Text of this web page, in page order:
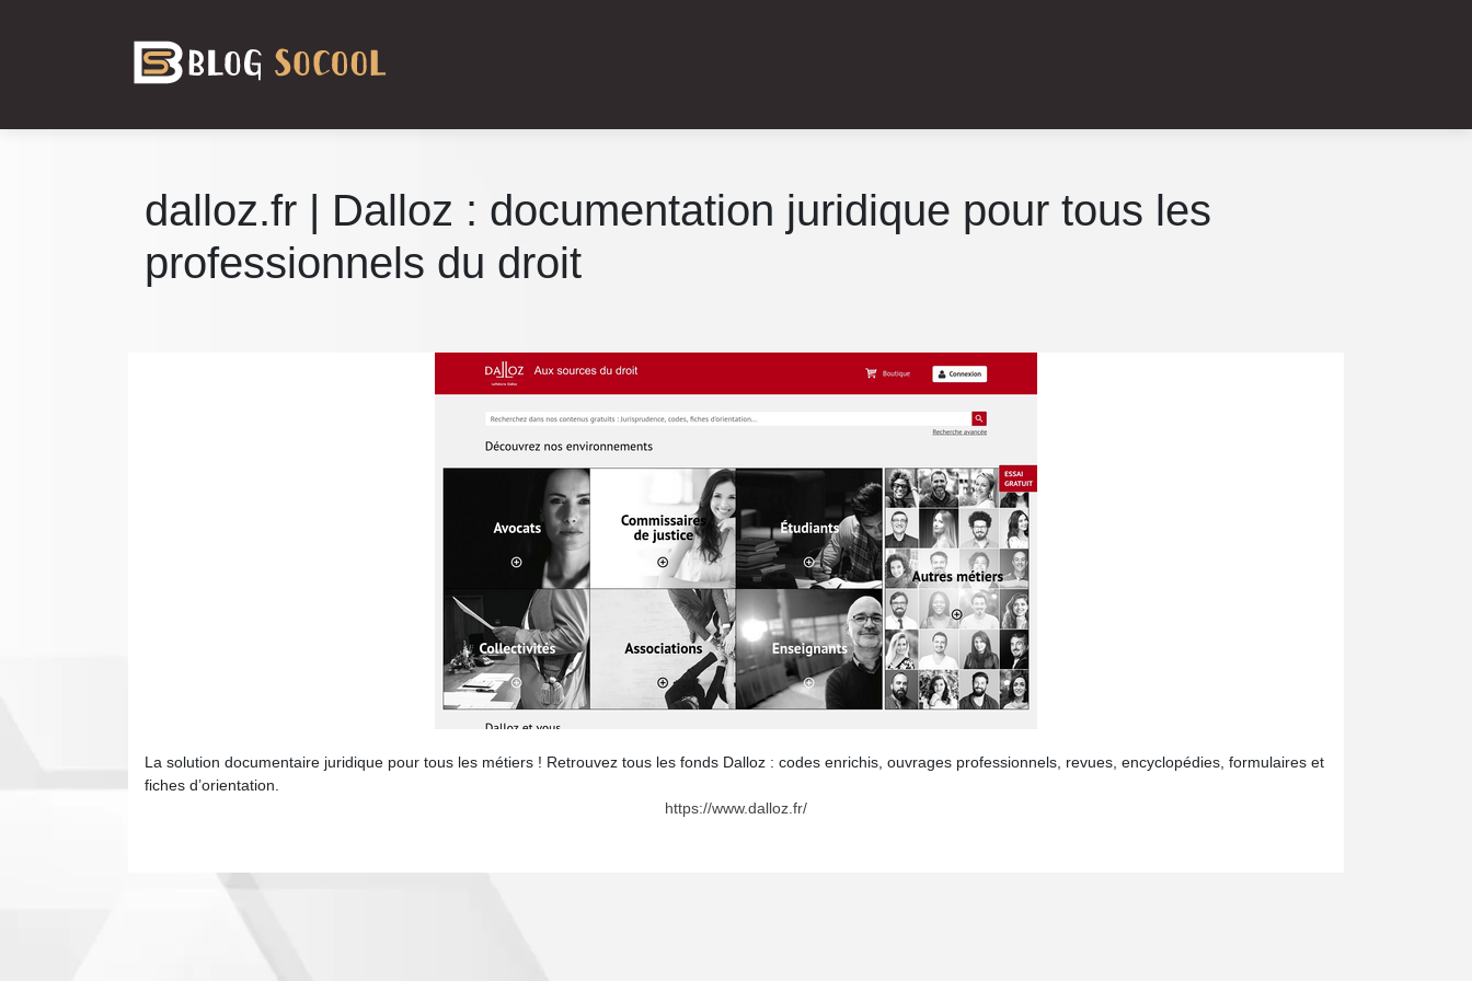
dalloz.fr | Dalloz : documentation juridique pour tous les
professionnels du droit
La solution documentaire juridique pour tous les métiers ! Retrouvez tous les fonds Dalloz : codes enrichis, ouvrages professionnels, revues, encyclopédies, formulaires et
fiches d’orientation.
https://www.dalloz.fr/